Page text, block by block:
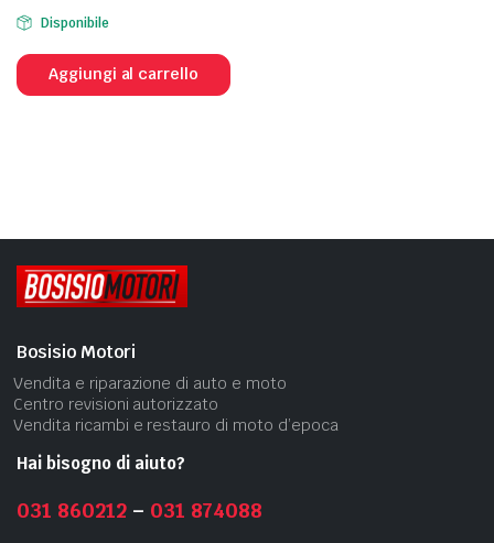
Disponibile
Aggiungi al carrello
Bosisio Motori
Vendita e riparazione di auto e moto
Centro revisioni autorizzato
Vendita ricambi e restauro di moto d’epoca
Hai bisogno di aiuto?
031 860212– 031 874088